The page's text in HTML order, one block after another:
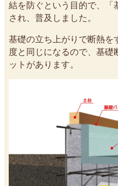
結を防ぐという目的で、「
され、普及しました。
基礎の立ち上がりで断熱を
度と同じになるので、基礎
ットがあります。